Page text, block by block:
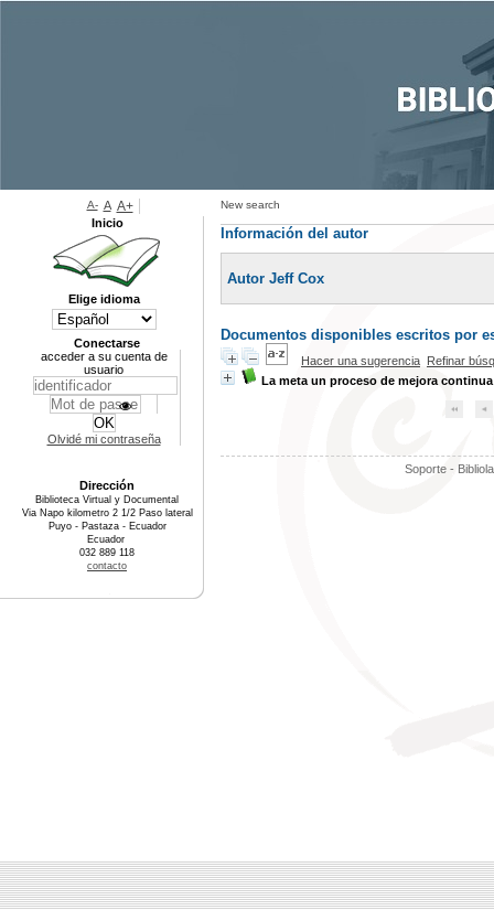
New search
Información del autor
Autor Jeff Cox
Documentos disponibles escritos por
Hacer una sugerencia Refinar
La meta un proceso de mejora continua
Soporte -
A- A A+
Inicio
Elige idioma
Conectarse
acceder a su cuenta de
usuario
Olvidé mi contraseña
Dirección
Biblioteca Virtual y Documental
Via Napo kilometro 2 1/2 Paso lateral
Puyo - Pastaza - Ecuador
Ecuador
032 889 118
contacto